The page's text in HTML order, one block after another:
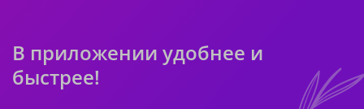
В приложении удобнее и
быстрее!